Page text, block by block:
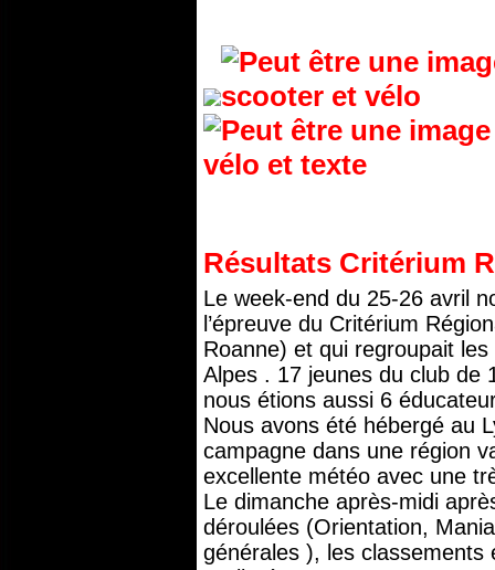
Résultats Critérium
Le week-end du 25-26 avril
l’épreuve du Critérium
Roanne) et qui regroupait
Alpes . 17 jeunes du club de
nous étions aussi 6
Nous avons été hébergé au
campagne dans une région
excellente météo avec une
Le dimanche après-midi
déroulées (Orientation,
générales ), les classements